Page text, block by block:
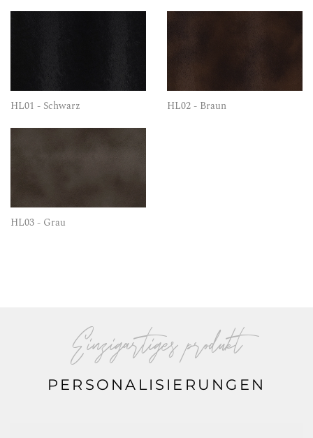
HL01 - Schwarz HL02 - Braun
HL03 - Grau
Einzigartiges produkt
PERSONALISIERUNGEN